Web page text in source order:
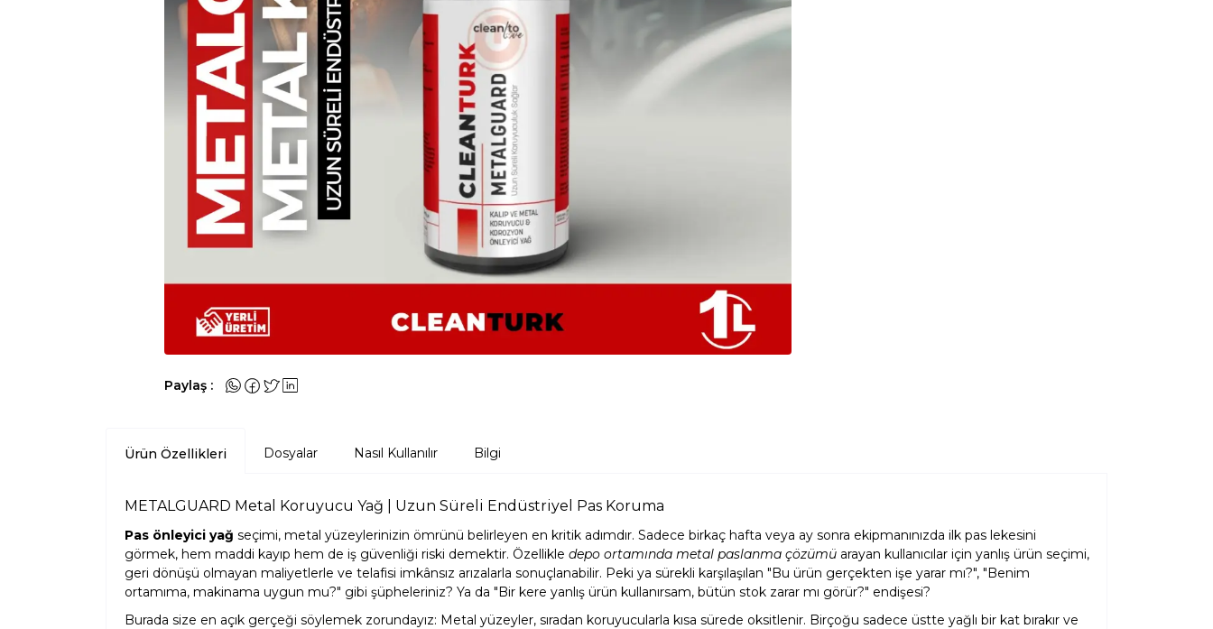
Paylaş :
Ürün Özellikleri Dosyalar Nasıl Kullanılır Bilgi
METALGUARD Metal Koruyucu Yağ | Uzun Süreli Endüstriyel Pas Koruma
Pas önleyici yağ seçimi, metal yüzeylerinizin ömrünü belirleyen en kritik adımdır. Sadece birkaç hafta veya ay sonra ekipmanınızda ilk pas lekesini
görmek, hem maddi kayıp hem de iş güvenliği riski demektir. Özellikle depo ortamında metal paslanma çözümü arayan kullanıcılar için yanlış ürün seçimi,
geri dönüşü olmayan maliyetlerle ve telafisi imkânsız arızalarla sonuçlanabilir. Peki ya sürekli karşılaşılan "Bu ürün gerçekten işe yarar mı?", "Benim
ortamıma, makinama uygun mu?" gibi şüpheleriniz? Ya da "Bir kere yanlış ürün kullanırsam, bütün stok zarar mı görür?" endişesi?
Burada size en açık gerçeği söylemek zorundayız: Metal yüzeyler, sıradan koruyucularla kısa sürede oksitlenir. Birçoğu sadece üstte yağlı bir kat bırakır ve